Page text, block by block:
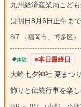
九州経済産業局こど
は明日8月6日正午まで
8/7 （福岡市、博多区）
体験 本日最終日
大崎七夕神社 夏まつ
飾りと伝統行事を楽